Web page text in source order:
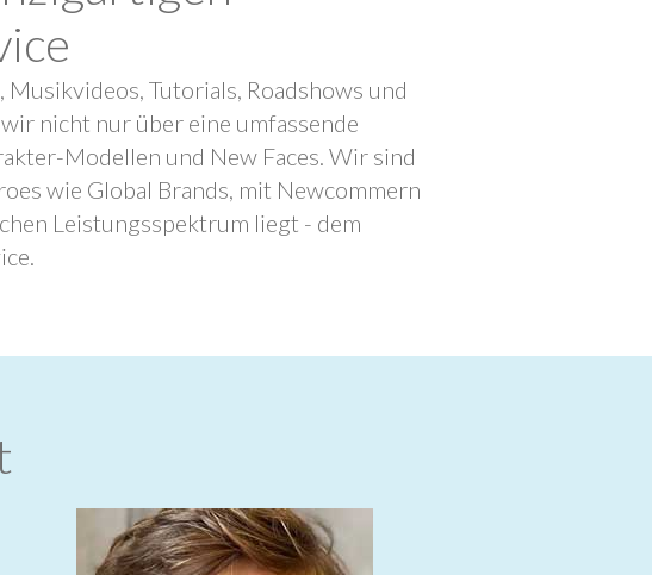
Tutorials, Roadshows und
nicht nur über eine umfassende
Modellen und New Faces. Wir sind
wie Global Brands, mit Newcommern
Leistungsspektrum liegt - dem